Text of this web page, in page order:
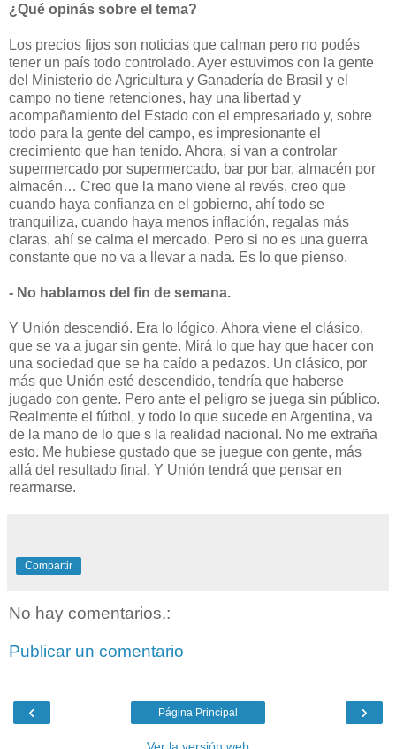
¿Qué opinás sobre el tema?
Los precios fijos son noticias que calman pero no podés
tener un país todo controlado. Ayer estuvimos con la gente
del Ministerio de Agricultura y Ganadería de Brasil y el
campo no tiene retenciones, hay una libertad y
acompañamiento del Estado con el empresariado y, sobre
todo para la gente del campo, es impresionante el
crecimiento que han tenido. Ahora, si van a controlar
supermercado por supermercado, bar por bar, almacén por
almacén… Creo que la mano viene al revés, creo que
cuando haya confianza en el gobierno, ahí todo se
tranquiliza, cuando haya menos inflación, regalas más
claras, ahí se calma el mercado. Pero si no es una guerra
constante que no va a llevar a nada. Es lo que pienso.
- No hablamos del fin de semana.
Y Unión descendió. Era lo lógico. Ahora viene el clásico,
que se va a jugar sin gente. Mirá lo que hay que hacer con
una sociedad que se ha caído a pedazos. Un clásico, por
más que Unión esté descendido, tendría que haberse
jugado con gente. Pero ante el peligro se juega sin público.
Realmente el fútbol, y todo lo que sucede en Argentina, va
de la mano de lo que s la realidad nacional. No me extraña
esto. Me hubiese gustado que se juegue con gente, más
allá del resultado final. Y Unión tendrá que pensar en
rearmarse.
Compartir
No hay comentarios.:
Publicar un comentario
‹ ›
Página Principal
Ver la versión web